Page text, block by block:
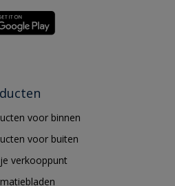
voor binnen
voor buiten
verkooppunt